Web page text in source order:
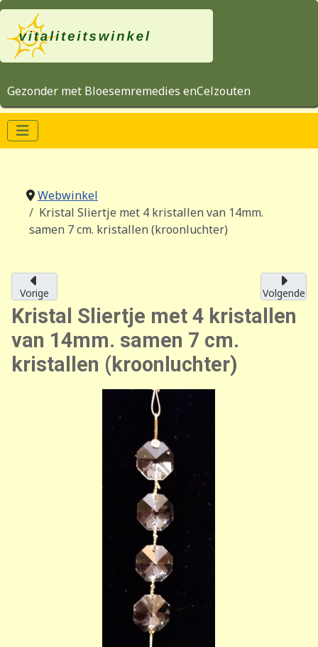
Gezonder met Bloesemremedies enCelzouten
Webwinkel
Kristal Sliertje met 4 kristallen van 14mm.
samen 7 cm. kristallen (kroonluchter)
Vorige Volgende
Kristal Sliertje met 4 kristallen
van 14mm. samen 7 cm.
kristallen (kroonluchter)